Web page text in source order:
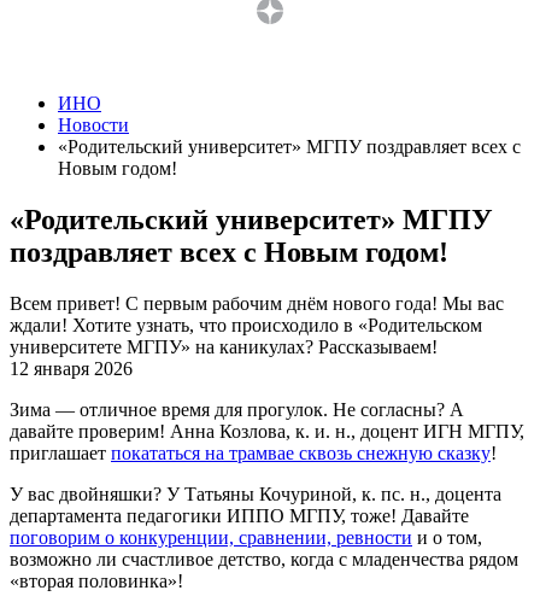
ИНО
Новости
«Родительский университет» МГПУ поздравляет всех с
Новым годом!
«Родительский университет» МГПУ
поздравляет всех с Новым годом!
Всем привет! С первым рабочим днём нового года! Мы вас
ждали! Хотите узнать, что происходило в «Родительском
университете МГПУ» на каникулах? Рассказываем!
12 января 2026
Зима — отличное время для прогулок. Не согласны? А
давайте проверим! Анна Козлова, к. и. н., доцент ИГН МГПУ,
приглашает покататься на трамвае сквозь снежную сказку!
У вас двойняшки? У Татьяны Кочуриной, к. пс. н., доцента
департамента педагогики ИППО МГПУ, тоже! Давайте
поговорим о конкуренции, сравнении, ревности и о том,
возможно ли счастливое детство, когда с младенчества рядом
«вторая половинка»!